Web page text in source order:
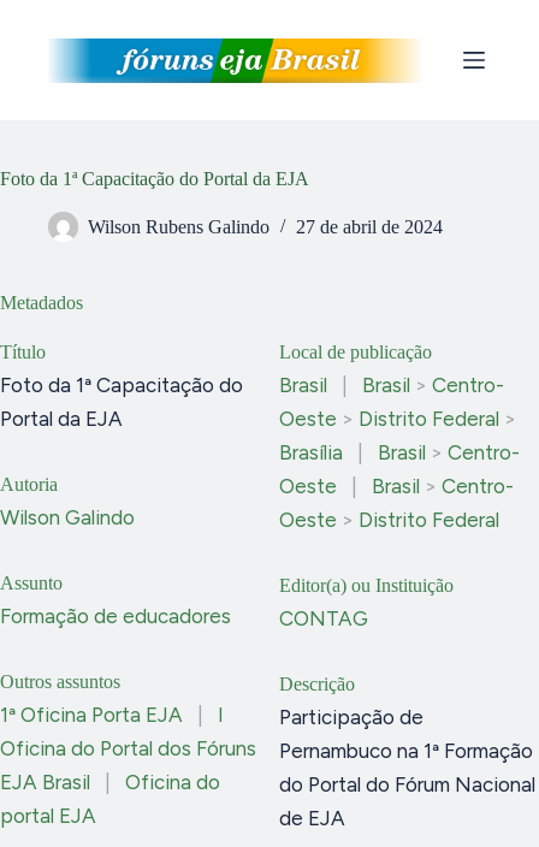
Foto da 1ª Capacitação do Portal da EJA
Wilson Rubens Galindo 27 de abril de 2024
Metadados
Título
Foto da 1ª Capacitação do
Portal da EJA
Autoria
Wilson Galindo
Assunto
Formação de educadores
Outros assuntos
1ª Oficina Porta EJA
I
Oficina do Portal dos Fóruns
EJA Brasil
Oficina do
portal EJA
Local de publicação
Brasil Brasil > Centro-
Oeste > Distrito Federal >
Brasília
Brasil > Centro-
Oeste
Brasil > Centro-
Oeste > Distrito Federal
Editor(a) ou Instituição
CONTAG
Descrição
Participação de
Pernambuco na 1ª Formação
do Portal do Fórum Nacional
de EJA